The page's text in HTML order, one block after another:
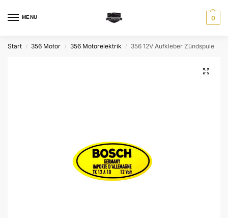
MENU 0
Start / 356 Motor / 356 Motorelektrik / 356 12V Aufkleber Zündspule